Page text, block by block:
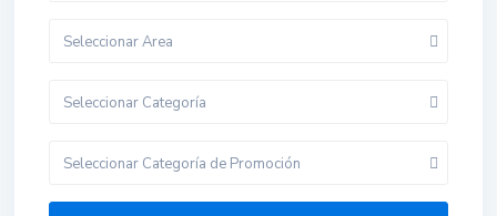
Seleccionar Area
Seleccionar Categoría
Seleccionar Categoría de Promoción